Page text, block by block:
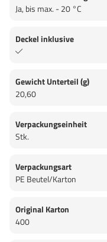
Ja, bis max. - 20 °C
Deckel inklusive
Gewicht Unterteil (g)
20,60
Verpackungseinheit
Stk.
Verpackungsart
PE Beutel/Karton
Original Karton
400